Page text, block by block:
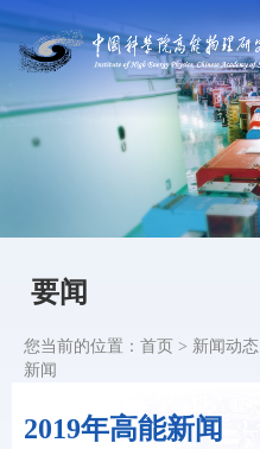
要闻
2019年高能新闻
您当前的位置： 首页 > 新闻动态
新闻